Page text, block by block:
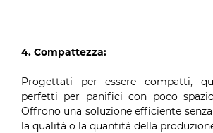
4. Compattezza:
Progettati per essere compatti,
perfetti per panifici con poco
Offrono una soluzione efficiente
la qualità o la quantità della